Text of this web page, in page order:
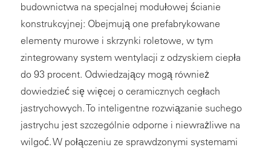
budownictwa na specjalnej modułowej ścianie
konstrukcyjnej: Obejmują one prefabrykowane
elementy murowe i skrzynki roletowe, w tym
zintegrowany system wentylacji z odzyskiem ciepła
do 93 procent. Odwiedzający mogą również
dowiedzieć się więcej o ceramicznych cegłach
jastrychowych. To inteligentne rozwiązanie suchego
jastrychu jest szczególnie odporne i niewrażliwe na
wilgoć. W połączeniu ze sprawdzonymi systemami